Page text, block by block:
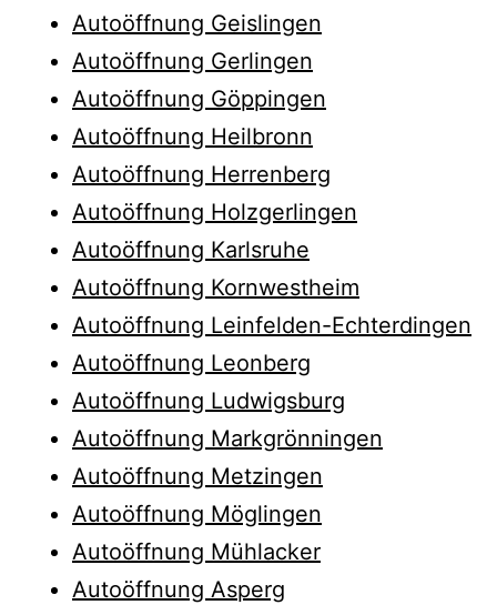
Autoöffnung Geislingen
Autoöffnung Gerlingen
Autoöffnung Göppingen
Autoöffnung Heilbronn
Autoöffnung Herrenberg
Autoöffnung Holzgerlingen
Autoöffnung Karlsruhe
Autoöffnung Kornwestheim
Autoöffnung Leinfelden-Echterdingen
Autoöffnung Leonberg
Autoöffnung Ludwigsburg
Autoöffnung Markgrönningen
Autoöffnung Metzingen
Autoöffnung Möglingen
Autoöffnung Mühlacker
Autoöffnung Asperg